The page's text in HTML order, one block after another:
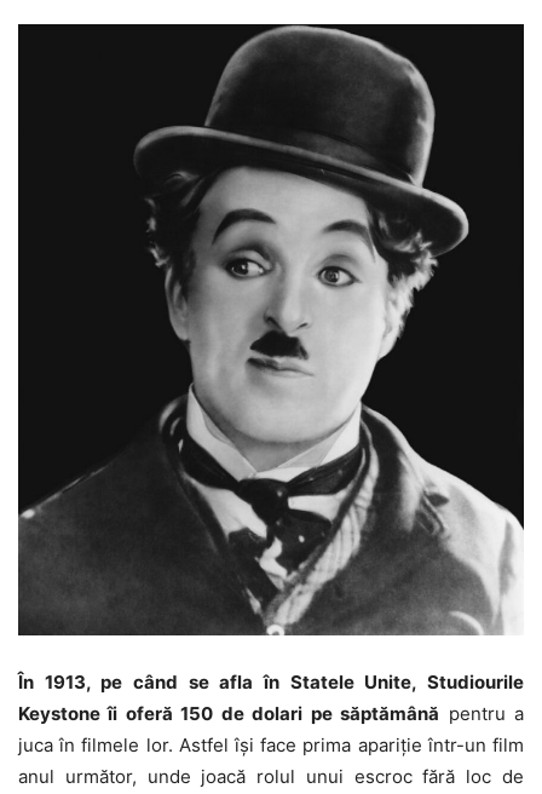
În 1913, pe când se afla în Statele Unite, Studiourile
Keystone îi oferă 150 de dolari pe săptămână pentru a
juca în filmele lor. Astfel îşi face prima apariţie într-un film
anul următor, unde joacă rolul unui escroc fără loc de